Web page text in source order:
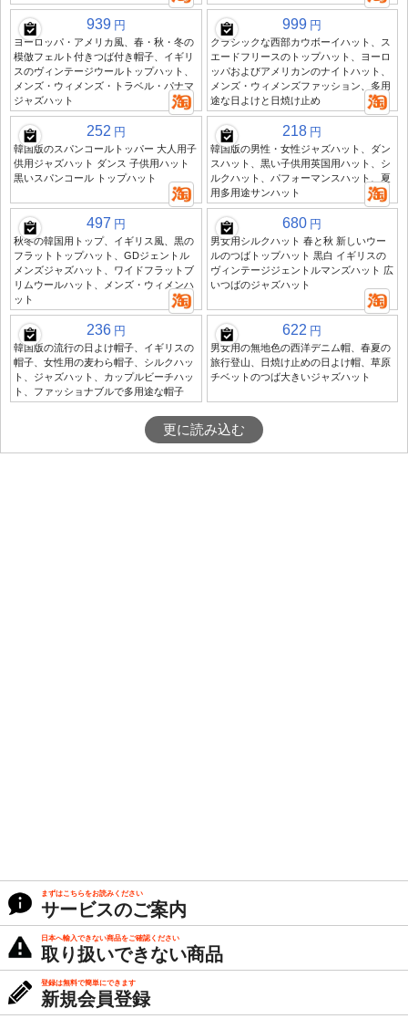
939 円
ヨーロッパ・アメリカ風、春・秋・冬の
模倣フェルト付きつば付き帽子、イギリ
スのヴィンテージウールトップハット、
メンズ・ウィメンズ・トラベル・パナマ
ジャズハット
999 円
クラシックな西部カウボーイハット、ス
エードフリースのトップハット、ヨーロ
ッパおよびアメリカンのナイトハット、
メンズ・ウィメンズファッション、多用
途な日よけと日焼け止め
252 円
韓国版のスパンコールトッパー 大人用子
供用ジャズハット ダンス 子供用ハット
黒いスパンコール トップハット
218 円
韓国版の男性・女性ジャズハット、ダン
スハット、黒い子供用英国用ハット、シ
ルクハット、パフォーマンスハット、夏
用多用途サンハット
497 円
秋冬の韓国用トップ、イギリス風、黒の
フラットトップハット、GDジェントル
メンズジャズハット、ワイドフラットブ
リムウールハット、メンズ・ウィメンハ
ット
680 円
男女用シルクハット 春と秋 新しいウー
ルのつばトップハット 黒白 イギリスの
ヴィンテージジェントルマンズハット 広
いつばのジャズハット
236 円
韓国版の流行の日よけ帽子、イギリスの
帽子、女性用の麦わら帽子、シルクハッ
ト、ジャズハット、カップルビーチハッ
ト、ファッショナブルで多用途な帽子
622 円
男女用の無地色の西洋デニム帽、春夏の
旅行登山、日焼け止めの日よけ帽、草原
チベットのつば大きいジャズハット
更に読み込む
まずはこちらをお読みください
サービスのご案内
日本へ輸入できない商品をご確認ください
取り扱いできない商品
登録は無料で簡単にできます
新規会員登録